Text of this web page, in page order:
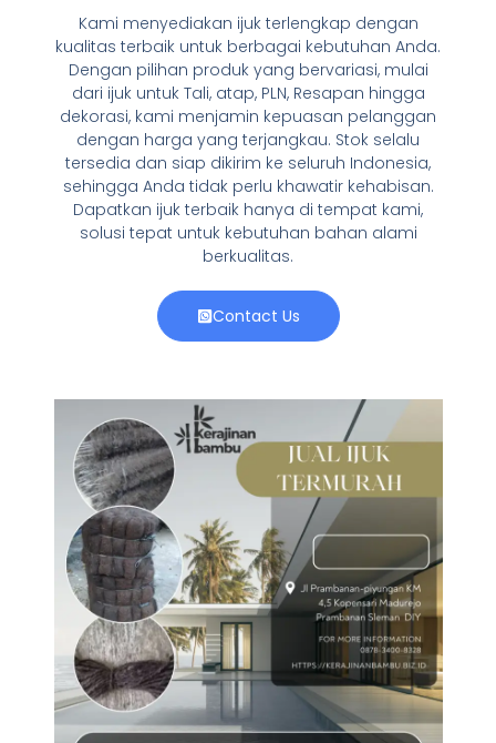
Kami menyediakan ijuk terlengkap dengan
kualitas terbaik untuk berbagai kebutuhan Anda.
Dengan pilihan produk yang bervariasi, mulai
dari ijuk untuk Tali, atap, PLN, Resapan hingga
dekorasi, kami menjamin kepuasan pelanggan
dengan harga yang terjangkau. Stok selalu
tersedia dan siap dikirim ke seluruh Indonesia,
sehingga Anda tidak perlu khawatir kehabisan.
Dapatkan ijuk terbaik hanya di tempat kami,
solusi tepat untuk kebutuhan bahan alami
berkualitas.
Contact Us